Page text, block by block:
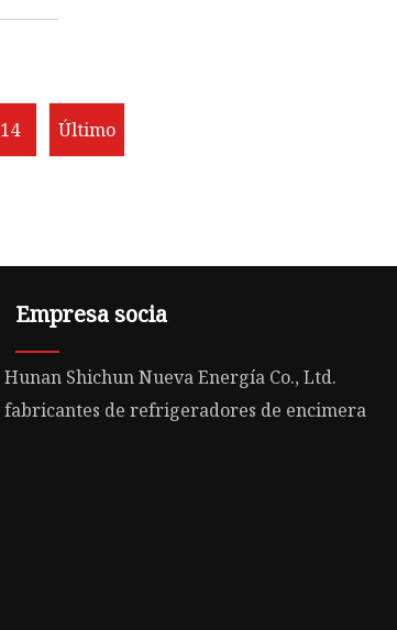
14 Último
Empresa socia
Hunan Shichun Nueva Energía Co., Ltd.
fabricantes de refrigeradores de encimera